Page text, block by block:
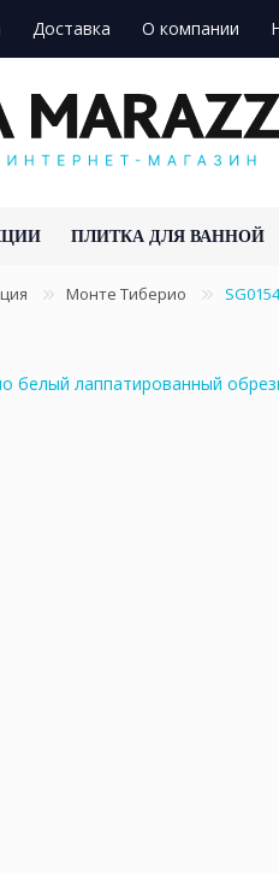
Доставка О компании
ПЛИТКА ДЛЯ ВАННОЙ
Монте Тиберио